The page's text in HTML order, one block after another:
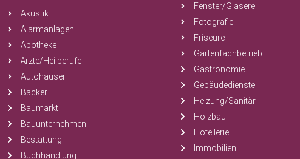
Akustik
Alarmanlagen
Apotheke
Ärzte/Heilberufe
Autohäuser
Bäcker
Baumarkt
Bauunternehmen
Bestattung
Buchhandlung
Fenster/Glaserei
Fotografie
Friseure
Gartenfachbetrieb
Gastronomie
Gebäudedienste
Heizung/Sanitär
Holzbau
Hotellerie
Immobilien